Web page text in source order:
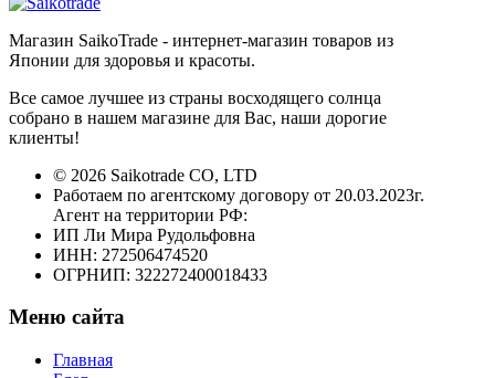
Магазин SaikoTrade - интернет-магазин товаров из
Японии для здоровья и красоты.
Все самое лучшее из страны восходящего солнца
собрано в нашем магазине для Вас, наши дорогие
клиенты!
© 2026 Saikotrade CO, LTD
Работаем по агентскому договору от 20.03.2023г.
Агент на территории РФ:
ИП Ли Мира Рудольфовна
ИНН: 272506474520
ОГРНИП: 322272400018433
Меню сайта
Главная